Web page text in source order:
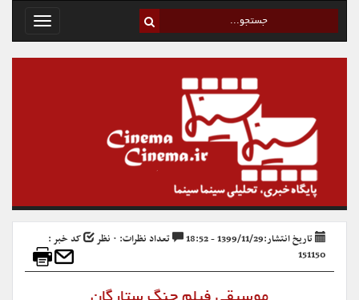
Toggle
تاریخ انتشار:1399/11/29 - 18:52 تعداد نظرات: ۰ نظر
کد خبر :
151150